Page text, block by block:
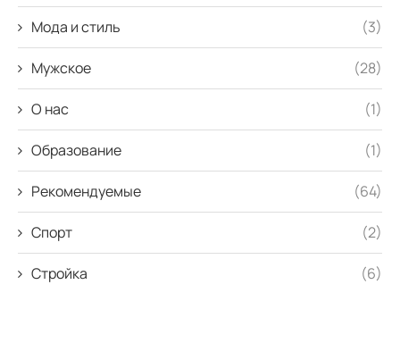
Мода и стиль (3)
Мужское (28)
О нас (1)
Образование (1)
Рекомендуемые (64)
Спорт (2)
Стройка (6)